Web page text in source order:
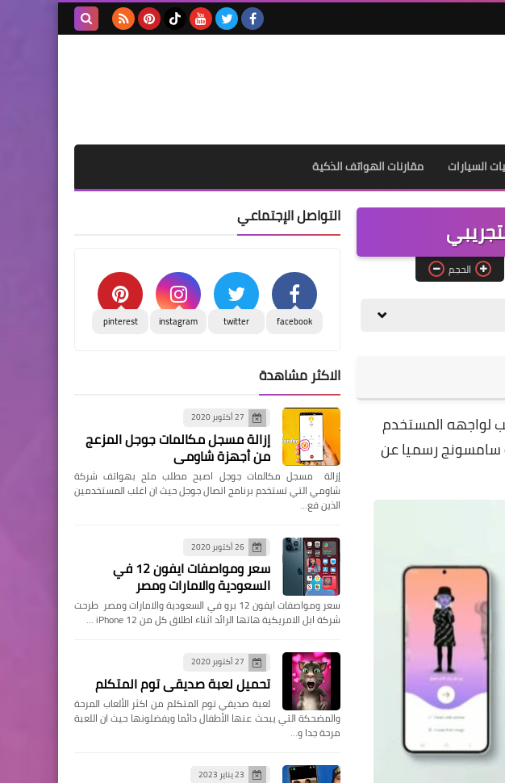
السيارات مقارنات الهواتف الذكية
الحجم
لواجهه المستخدم
سامسونج رسميا عن
التواصل الإجتماعي
facebook
twitter
instagram
pinterest
الاكثر مشاهدة
27 أكتوبر 2020
إزالة مسجل مكالمات جوجل المزعج
من أجهزة شاومي
إزالة مسجل مكالمات جوجل اصبح مطلب ملح بهواتف شركة
شاومي التي تستخدم برنامج اتصال جوجل حيث ان اغلب المستخدمين
الذين فع…
26 أكتوبر 2020
سعر ومواصفات ايفون 12 في
السعودية والامارات ومصر
سعر ومواصفات ايفون 12 برو في السعودية والامارات ومصر طرحت
شركة ابل الامريكية هاتها الرائد اثناء اطلاق كل من iPhone 12 …
27 أكتوبر 2020
تحميل لعبة صديقي توم المتكلم
لعبة صديقي توم المتكلم من اكثر الألعاب المرحة
والمضحكة التي يبحث عنها الأطفال دائما ويفضلونها حيث ان اللعبة
مرحة جدا و…
23 يناير 2023